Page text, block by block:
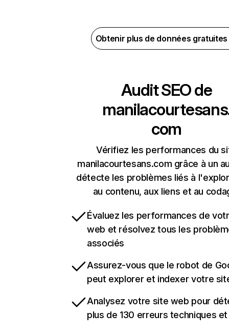
Obtenir plus de données
Audit SEO de
com
Vérifiez les performances du
manilacourtesans.com grâce à un
détecte les problèmes liés à
au contenu, aux liens et au
Évaluez les performances de
web et résolvez tous les
associés
Assurez-vous que le robot de
peut explorer et indexer votre
Analysez votre site web pour
plus de 130 erreurs techniques et